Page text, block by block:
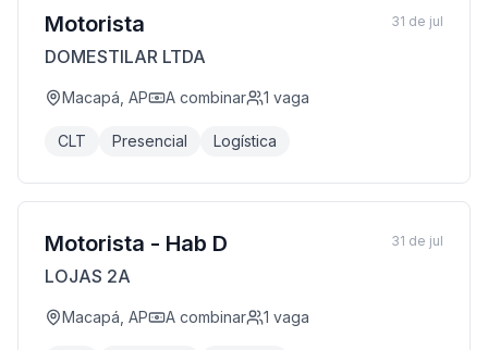
Motorista
DOMESTILAR LTDA
Macapá, AP A combinar 1 vaga
CLT Presencial Logística
31 de jul
Motorista - Hab D
LOJAS 2A
Macapá, AP A combinar 1 vaga
31 de jul